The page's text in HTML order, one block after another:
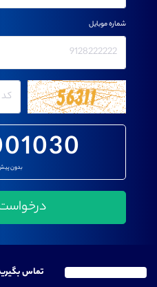
بدون
شماره موبایل
تماس